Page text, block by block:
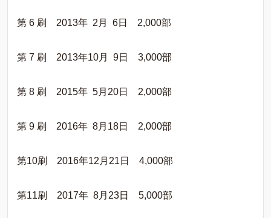
第 6 刷 2013年 2月 6日 2,000部
第 7 刷 2013年10月 9日 3,000部
第 8 刷 2015年 5月20日 2,000部
第 9 刷 2016年 8月18日 2,000部
第10刷 2016年12月21日 4,000部
第11刷 2017年 8月23日 5,000部